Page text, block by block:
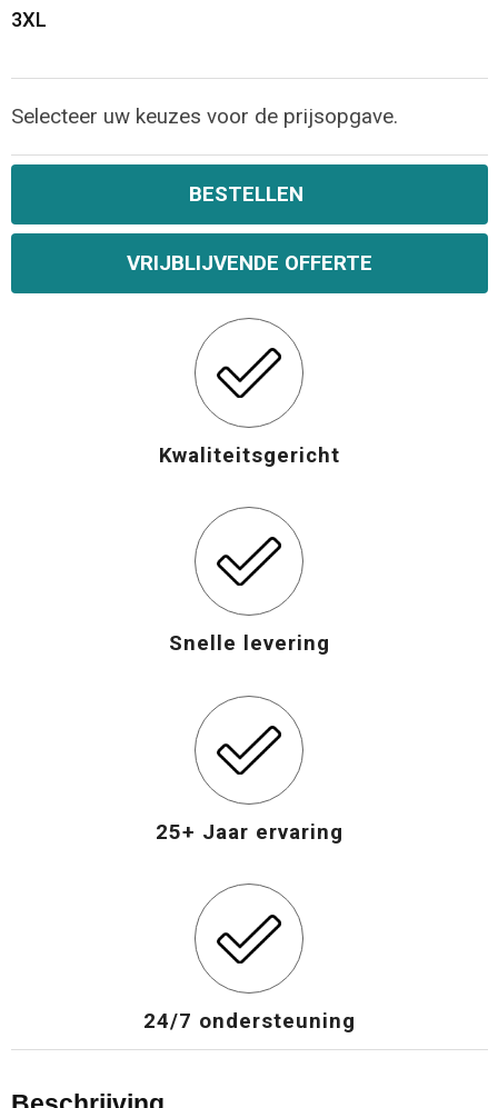
3XL
Selecteer uw keuzes voor de prijsopgave.
BESTELLEN
VRIJBLIJVENDE OFFERTE
Kwaliteitsgericht
Snelle levering
25+ Jaar ervaring
24/7 ondersteuning